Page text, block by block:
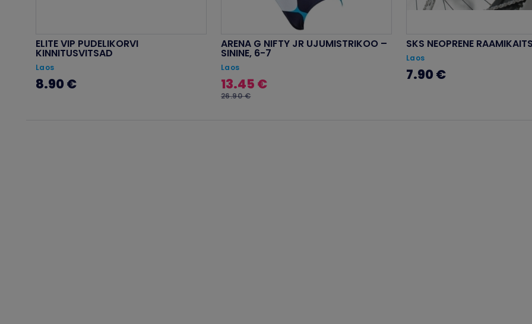
ELITE VIP PUDELIKORVI
KINNITUSVITSAD
Laos
8.90 €
ARENA G NIFTY JR UJUMISTRIKOO –
SININE, 6-7
Laos
13.45 €
26.90 €
SKS NEOPRENE
Laos
7.90 €